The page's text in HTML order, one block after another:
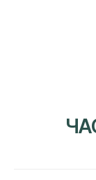
ОТПРАВИТЬ